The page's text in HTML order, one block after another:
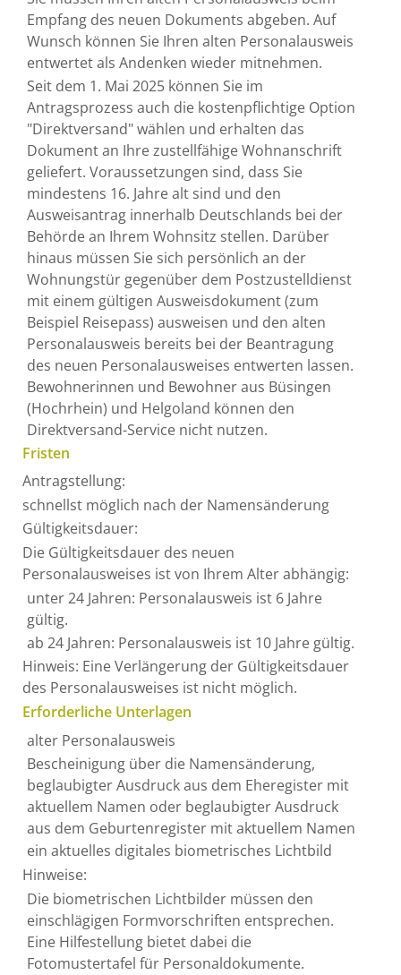
Empfang des neuen Dokuments abgeben. Auf
Wunsch können Sie Ihren alten Personalausweis
entwertet als Andenken wieder mitnehmen.
Seit dem 1. Mai 2025 können Sie im
Antragsprozess auch die kostenpflichtige Option
"Direktversand" wählen und erhalten das
Dokument an Ihre zustellfähige Wohnanschrift
geliefert. Voraussetzungen sind, dass Sie
mindestens 16. Jahre alt sind und den
Ausweisantrag innerhalb Deutschlands bei der
Behörde an Ihrem Wohnsitz stellen. Darüber
hinaus müssen Sie sich persönlich an der
Wohnungstür gegenüber dem Postzustelldienst
mit einem gültigen Ausweisdokument (zum
Beispiel Reisepass) ausweisen und den alten
Personalausweis bereits bei der Beantragung
des neuen Personalausweises entwerten lassen.
Bewohnerinnen und Bewohner aus Büsingen
(Hochrhein) und Helgoland können den
Direktversand-Service nicht nutzen.
Fristen
Antragstellung:
schnellst möglich nach der Namensänderung
Gültigkeitsdauer:
Die Gültigkeitsdauer des neuen
Personalausweises ist von Ihrem Alter abhängig:
unter 24 Jahren: Personalausweis ist 6 Jahre
gültig.
ab 24 Jahren: Personalausweis ist 10 Jahre gültig.
Hinweis: Eine Verlängerung der Gültigkeitsdauer
des Personalausweises ist nicht möglich.
Erforderliche Unterlagen
alter Personalausweis
Bescheinigung über die Namensänderung,
beglaubigter Ausdruck aus dem Eheregister mit
aktuellem Namen oder beglaubigter Ausdruck
aus dem Geburtenregister mit aktuellem Namen
ein aktuelles digitales biometrisches Lichtbild
Hinweise:
Die biometrischen Lichtbilder müssen den
einschlägigen Formvorschriften entsprechen.
Eine Hilfestellung bietet dabei die
Fotomustertafel für Personaldokumente.